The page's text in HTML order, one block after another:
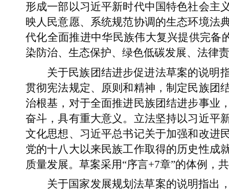
形成一部以习近平新时代中国特色社会主
映人民意愿、系统规范协调的生态环境法
代化全面推进中华民族伟大复兴提供完备
染防治、生态保护、绿色低碳发展、法律
关于民族团结进步促进法草案的说明
贯彻宪法规定、原则和精神，制定民族团
治根基，对于全面推进民族团结进步事业
奋斗，具有重大意义。立法坚持以习近平
文化思想、习近平总书记关于加强和改进
党的十八大以来民族工作取得的历史性成
质量发展。草案采用“序言+7章”的体例，
关于国家发展规划法草案的说明指出